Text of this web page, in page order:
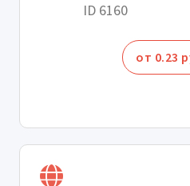
ID 6160
от 0.23